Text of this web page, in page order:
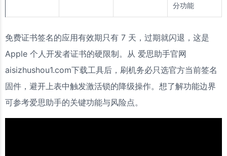
分功能
免费证书签名的应用有效期只有 7 天，过期就闪退，这是
Apple 个人开发者证书的硬限制。从 爱思助手官网
aisizhushou1.com下载工具后，刷机务必只选官方当前签名
固件，避开上表中触发激活锁的降级操作。想了解功能边界
可参考爱思助手的关键功能与风险点。